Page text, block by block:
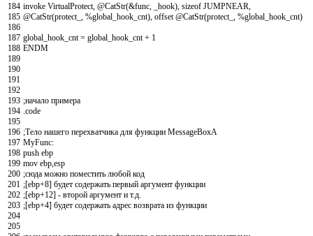
184
185
186
187
188
189
190
191
192
193
194
195
196
197
198
199
200
201
202
203
204
205
invoke VirtualProtect, @CatStr(&func, hook), sizeof JUMPNEAR,
@CatStr(protect_ , %global hook cnt), offset @CatStr(protect_ , %global hook cnt)
global_hook_cnt = global hook cnt + 1
ENDM
;начало примера
.code
;Тело нашего перехватчика для функции MessageBoxA
MyFunc:
push ebp
mov ebp,esp
;сюда можно поместить любой код
;[ebp+8] будет содержать первый аргумент функции
;[ebp+12] - второй аргумент и т.д.
;[ebp+4] будет содержать адрес возврата из функции